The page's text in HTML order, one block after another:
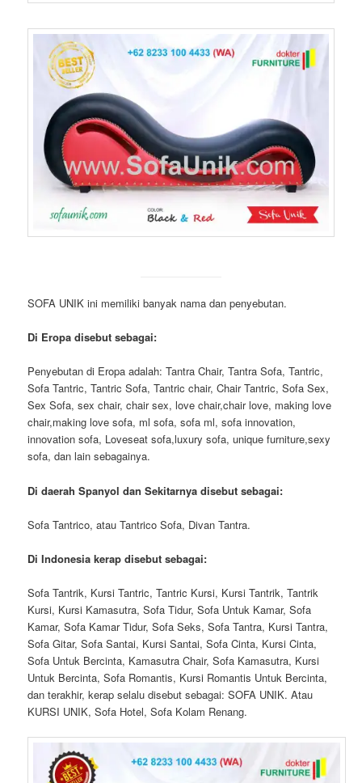
SOFA UNIK ini memiliki banyak nama dan penyebutan.
Di Eropa disebut sebagai:
Penyebutan di Eropa adalah: Tantra Chair, Tantra Sofa, Tantric,
Sofa Tantric, Tantric Sofa, Tantric chair, Chair Tantric, Sofa Sex,
Sex Sofa, sex chair, chair sex, love chair,chair love, making love
chair,making love sofa, ml sofa, sofa ml, sofa innovation,
innovation sofa, Loveseat sofa,luxury sofa, unique furniture,sexy
sofa, dan lain sebagainya.
Di daerah Spanyol dan Sekitarnya disebut sebagai:
Sofa Tantrico, atau Tantrico Sofa, Divan Tantra.
Di Indonesia kerap disebut sebagai:
Sofa Tantrik, Kursi Tantric, Tantric Kursi, Kursi Tantrik, Tantrik
Kursi, Kursi Kamasutra, Sofa Tidur, Sofa Untuk Kamar, Sofa
Kamar, Sofa Kamar Tidur, Sofa Seks, Sofa Tantra, Kursi Tantra,
Sofa Gitar, Sofa Santai, Kursi Santai, Sofa Cinta, Kursi Cinta,
Sofa Untuk Bercinta, Kamasutra Chair, Sofa Kamasutra, Kursi
Untuk Bercinta, Sofa Romantis, Kursi Romantis Untuk Bercinta,
dan terakhir, kerap selalu disebut sebagai: SOFA UNIK. Atau
KURSI UNIK, Sofa Hotel, Sofa Kolam Renang.